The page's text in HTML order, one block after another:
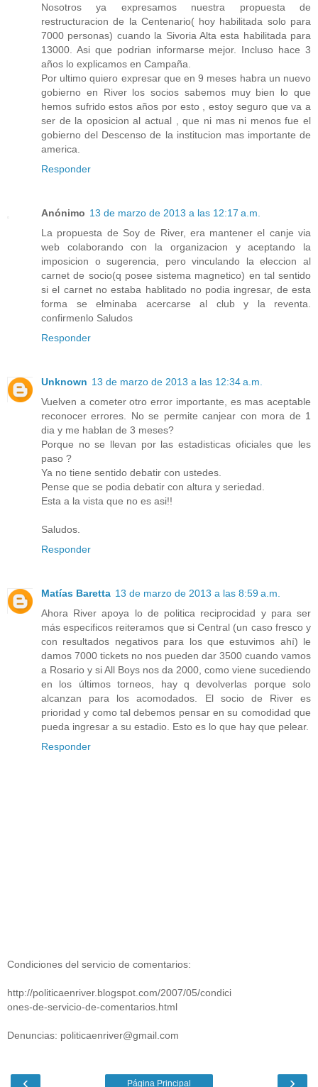
Nosotros ya expresamos nuestra propuesta de
restructuracion de la Centenario( hoy habilitada solo para
7000 personas) cuando la Sivoria Alta esta habilitada para
13000. Asi que podrian informarse mejor. Incluso hace 3
años lo explicamos en Campaña.
Por ultimo quiero expresar que en 9 meses habra un nuevo
gobierno en River los socios sabemos muy bien lo que
hemos sufrido estos años por esto , estoy seguro que va a
ser de la oposicion al actual , que ni mas ni menos fue el
gobierno del Descenso de la institucion mas importante de
america.
Responder
Anónimo 13 de marzo de 2013 a las 12:17 a.m.
La propuesta de Soy de River, era mantener el canje via
web colaborando con la organizacion y aceptando la
imposicion o sugerencia, pero vinculando la eleccion al
carnet de socio(q posee sistema magnetico) en tal sentido
si el carnet no estaba hablitado no podia ingresar, de esta
forma se elminaba acercarse al club y la reventa.
confirmenlo Saludos
Responder
Unknown 13 de marzo de 2013 a las 12:34 a.m.
Vuelven a cometer otro error importante, es mas aceptable
reconocer errores. No se permite canjear con mora de 1
dia y me hablan de 3 meses?
Porque no se llevan por las estadisticas oficiales que les
paso ?
Ya no tiene sentido debatir con ustedes.
Pense que se podia debatir con altura y seriedad.
Esta a la vista que no es asi!!
Saludos.
Responder
Matías Baretta 13 de marzo de 2013 a las 8:59 a.m.
Ahora River apoya lo de politica reciprocidad y para ser
más especificos reiteramos que si Central (un caso fresco y
con resultados negativos para los que estuvimos ahí) le
damos 7000 tickets no nos pueden dar 3500 cuando vamos
a Rosario y si All Boys nos da 2000, como viene sucediendo
en los últimos torneos, hay q devolverlas porque solo
alcanzan para los acomodados. El socio de River es
prioridad y como tal debemos pensar en su comodidad que
pueda ingresar a su estadio. Esto es lo que hay que pelear.
Responder
Condiciones del servicio de comentarios:
http://politicaenriver.blogspot.com/2007/05/condici
ones-de-servicio-de-comentarios.html
Denuncias: politicaenriver@gmail.com
‹ ›
Página Principal